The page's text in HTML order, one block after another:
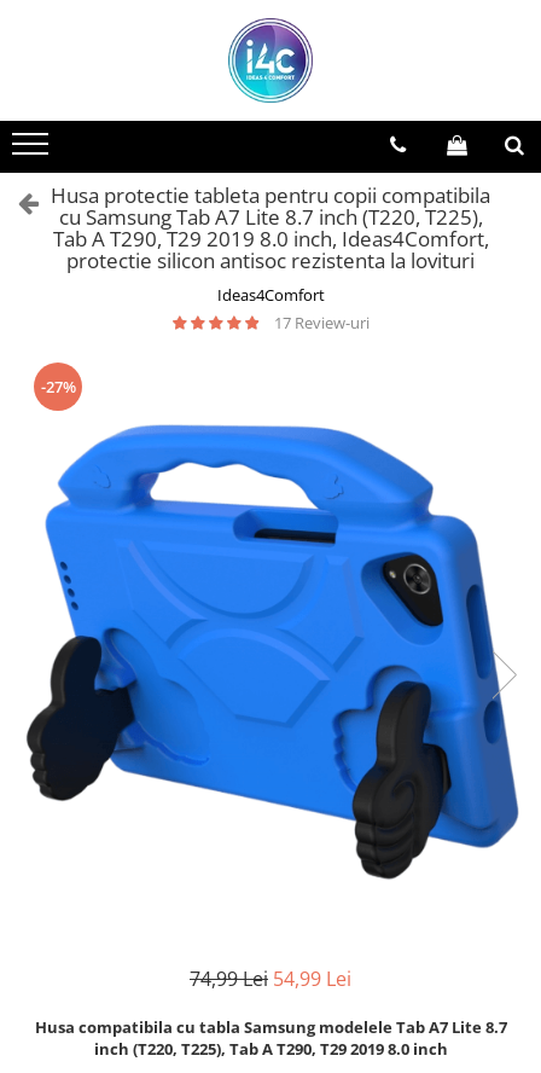
Husa protectie tableta pentru copii compatibila
cu Samsung Tab A7 Lite 8.7 inch (T220, T225),
Tab A T290, T29 2019 8.0 inch, Ideas4Comfort,
protectie silicon antisoc rezistenta la lovituri
Ideas4Comfort
17 Review-uri
-27%
74,99 Lei 54,99 Lei
Husa compatibila cu tabla Samsung modelele Tab A7 Lite 8.7
inch (T220, T225), Tab A T290, T29 2019 8.0 inch